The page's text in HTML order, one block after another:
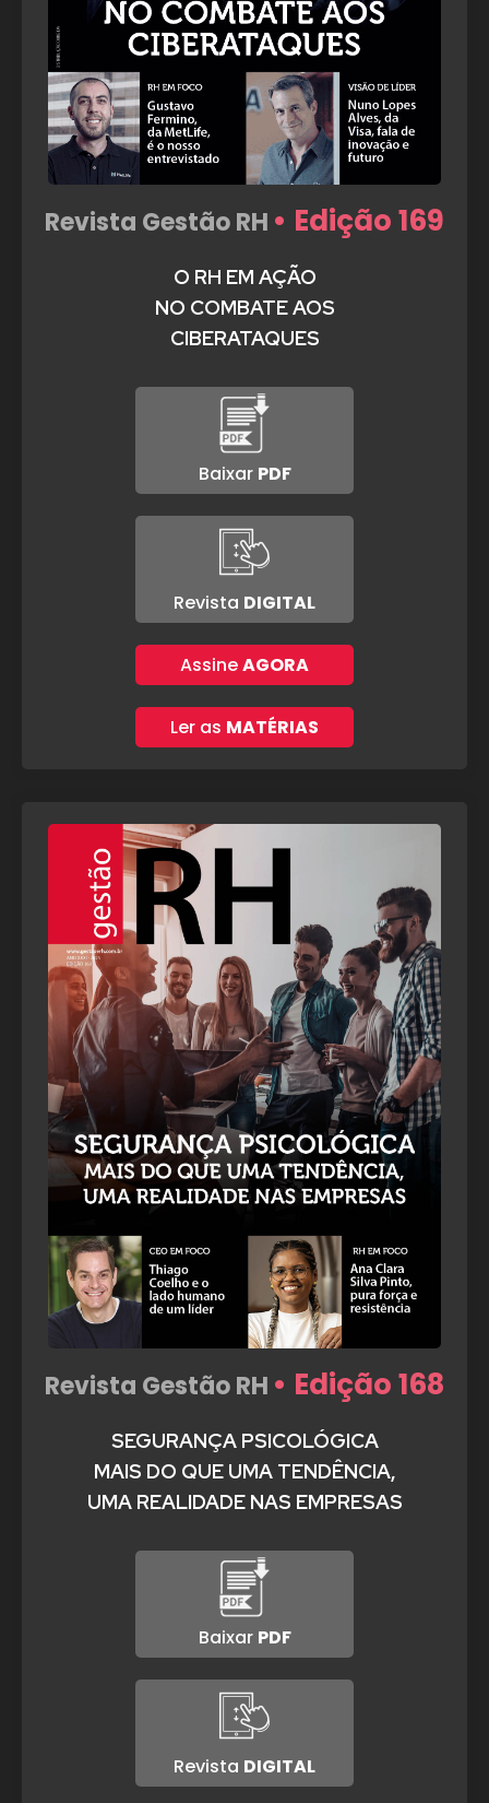
Revista Gestão RH • Edição 169
O RH EM AÇÃO
NO COMBATE AOS
CIBERATAQUES
Baixar PDF
Revista DIGITAL
AssineAGORA
Ler as MATÉRIAS
Revista Gestão RH • Edição 168
SEGURANÇA PSICOLÓGICA
MAIS DO QUE UMA TENDÊNCIA,
UMA REALIDADE NAS EMPRESAS
Baixar PDF
Revista DIGITAL